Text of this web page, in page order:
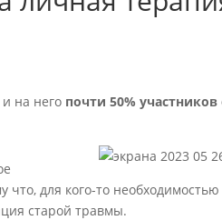
на него почти 50%
что, для кого-то
старой травмы.